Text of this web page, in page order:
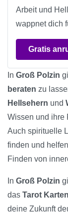
Arbeit und
wappnet dich
Gratis
In Groß Polzin
beraten zu
Hellsehern und
Wissen und ihre
Auch spirituelle
finden und
Finden von
In Groß Polzin
das Tarot
deine Zukunft